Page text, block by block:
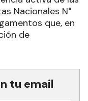
Nacionales N°
que, en
de
tu email